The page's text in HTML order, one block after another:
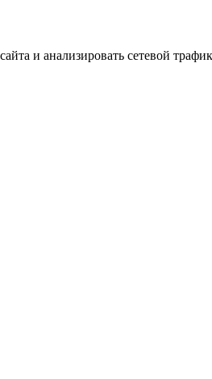
и анализировать сетевой